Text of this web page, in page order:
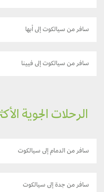
سافر من سيالكوت إلى أبها
سافر من سيالكوت إلى فيينا
الرحلات الجوية
سافر من الدمام إلى سيالكوت
سافر من جدة إلى سيالكوت